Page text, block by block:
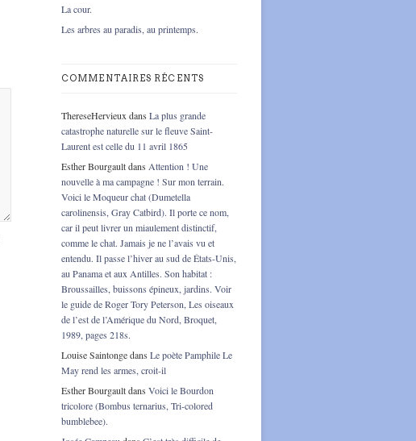
La cour.
Les arbres au paradis, au printemps.
COMMENTAIRES RÉCENTS
ThereseHervieux dans La plus grande
catastrophe naturelle sur le fleuve Saint-
Laurent est celle du 11 avril 1865
Esther Bourgaultdans Attention ! Une
nouvelle à ma campagne ! Sur mon terrain.
Voici le Moqueur chat (Dumetella
carolinensis, Gray Catbird). Il porte ce nom,
car il peut livrer un miaulement distinctif,
comme le chat. Jamais je ne l’avais vu et
entendu. Il passe l’hiver au sud de États-Unis,
au Panama et aux Antilles. Son habitat :
Broussailles, buissons épineux, jardins. Voir
le guide de Roger Tory Peterson, Les oiseaux
de l’est de l’Amérique du Nord, Broquet,
1989, pages 218s.
Louise Saintongedans Le poète Pamphile Le
May rend les armes, croit-il
Esther Bourgaultdans Voici le Bourdon
tricolore (Bombus ternarius, Tri-colored
bumblebee).